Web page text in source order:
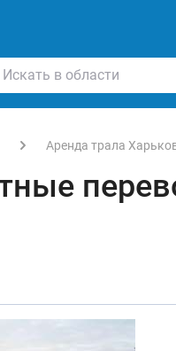
Аренда трала